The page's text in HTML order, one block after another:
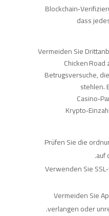
dass
Vermeiden Sie
Chicken
Betrugsversuche,
stehlen.
Prüfen Sie die
auf
Verwenden Sie
Vermeiden Sie
verlangen oder